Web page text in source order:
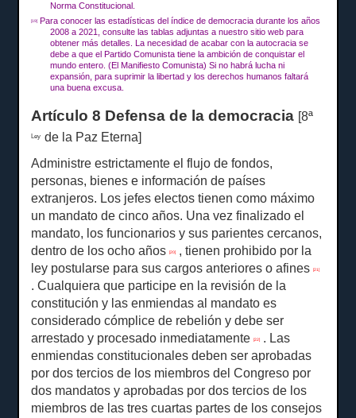
Norma Constitucional.
[19]
Para conocer las estadísticas del índice de democracia durante los años
2008 a 2021, consulte las tablas adjuntas a nuestro sitio web para
obtener más detalles.La necesidad de acabar con la autocracia se
debe a que el Partido Comunista tiene la ambición de conquistar el
mundo entero.(El Manifiesto Comunista) Si no habrá lucha ni
expansión, para suprimir la libertad y los derechos humanos faltará
una buena excusa.
Artículo 8 Defensa de la democracia [8ª
Ley
de la Paz Eterna]
Administre estrictamente el flujo de fondos,
personas, bienes e información de países
extranjeros. Los jefes electos tienen como máximo
un mandato de cinco años. Una vez finalizado el
mandato, los funcionarios y sus parientes cercanos,
dentro de los ocho años[20]
, tienen prohibido por la
ley postularse para sus cargos anteriores o afines[21]
.Cualquiera que participe en la revisión de la
constitución y las enmiendas al mandato es
considerado cómplice de rebelión y debe ser
arrestado y procesado inmediatamente[22] . Las
enmiendas constitucionales deben ser aprobadas
por dos tercios de los miembros del Congreso por
dos mandatos y aprobadas por dos tercios de los
miembros de las tres cuartas partes de los consejos